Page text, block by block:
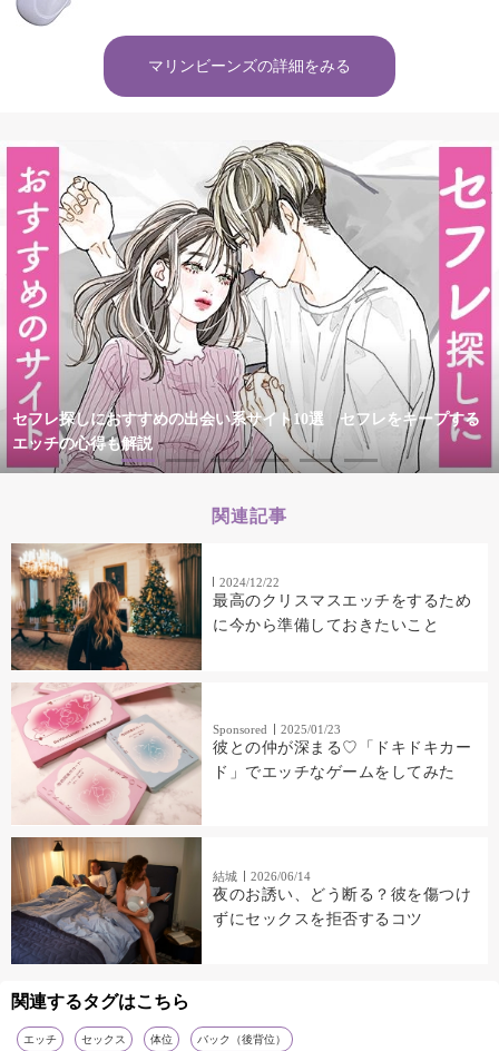
マリンビーンズの詳細をみる
セフレ探しにおすすめの出会い系サイト10選 セフレをキープする
エッチの心得も解説
関連記事
2024/12/22
最高のクリスマスエッチをするため
に今から準備しておきたいこと
Sponsored 2025/01/23
彼との仲が深まる♡「ドキドキカー
ド」でエッチなゲームをしてみた
結城 2026/06/14
夜のお誘い、どう断る？彼を傷つけ
ずにセックスを拒否するコツ
関連するタグはこちら
エッチ セックス 体位 バック（後背位）